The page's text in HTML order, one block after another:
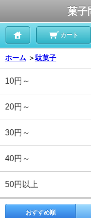
菓
カート
ホーム ＞駄菓子
10円～
20円～
30円～
40円～
50円以上
おすすめ順